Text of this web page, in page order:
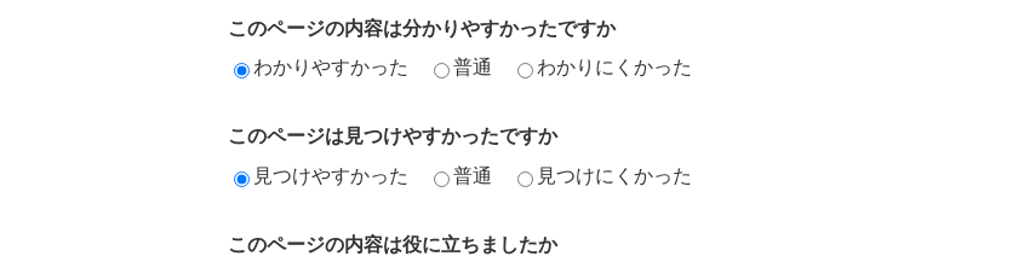
このページの内容は分かりやすかったですか
わかりやすかった
普通 わかりにくかった
このページは見つけやすかったですか
見つけやすかった
普通 見つけにくかった
このページの内容は役に立ちましたか